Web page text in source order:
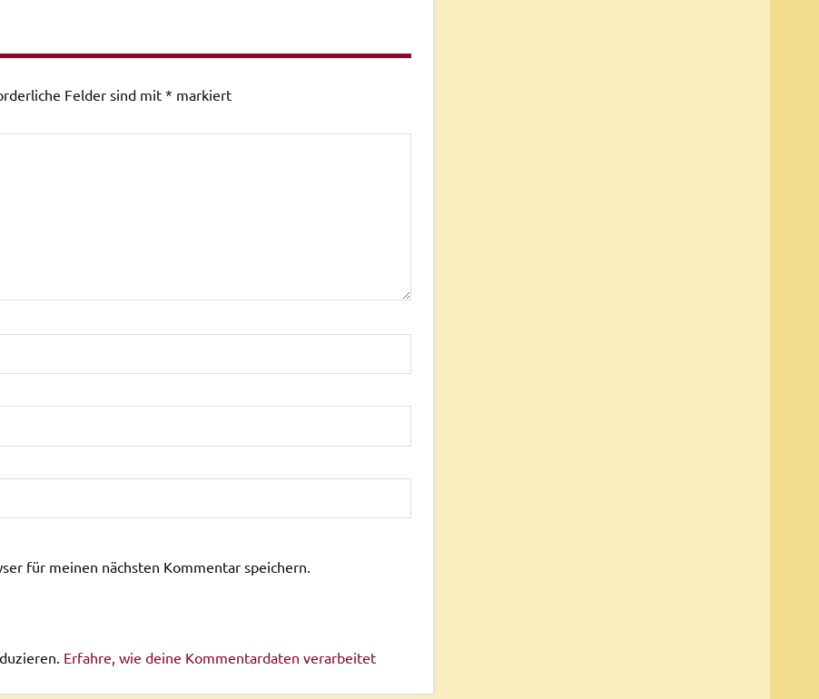
Felder sind mit* markiert
für meinen nächsten Kommentar speichern.
Erfahre, wie deine Kommentardaten verarbeitet